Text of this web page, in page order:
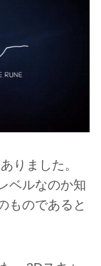
りました。
ベルなのか知
ものであると